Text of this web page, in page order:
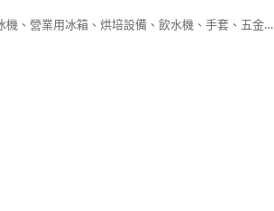
、營業用冰箱、烘培設備、飲水機、手套、五金…